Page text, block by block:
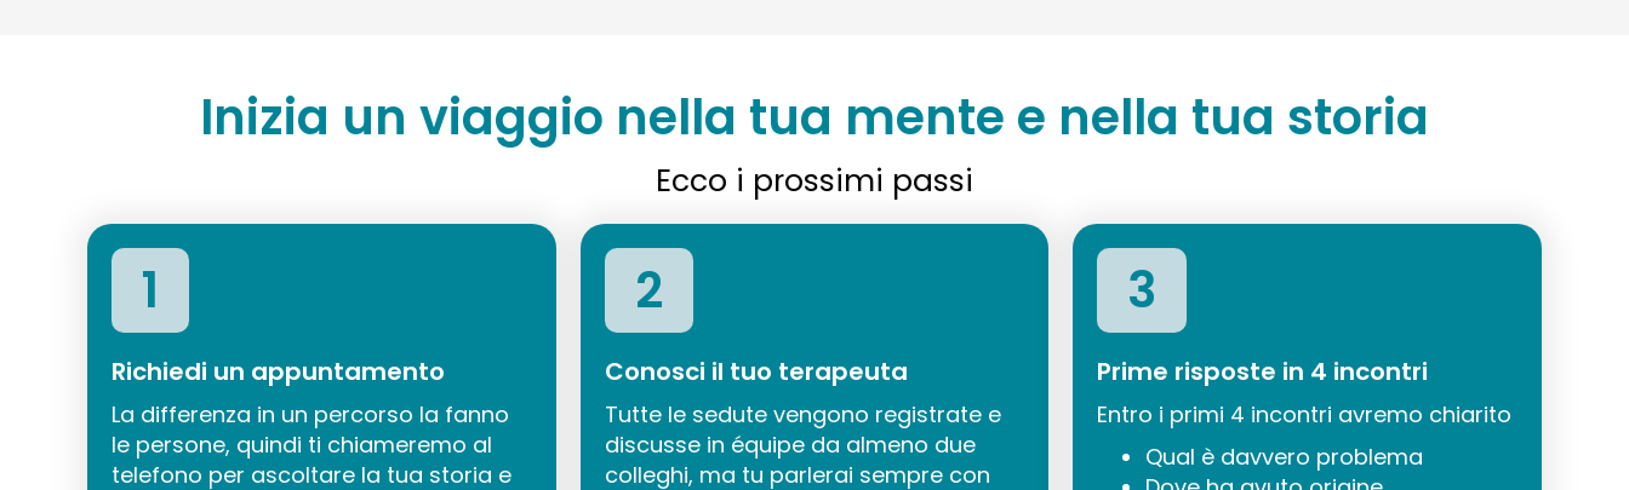
Inizia un viaggio nella tua mente e nella tua storia
Ecco i prossimi passi
1
Richiedi un appuntamento
La differenza in un percorso la fanno
le persone, quindi ti chiameremo al
telefono per ascoltare la tua storia e
2
Conosci il tuo terapeuta
Tutte le sedute vengono registrate e
discusse in équipe da almeno due
colleghi, ma tu parlerai sempre con
3
Prime risposte in 4 incontri
Entro i primi 4 incontri avremo chiarito
Qual è davvero problema